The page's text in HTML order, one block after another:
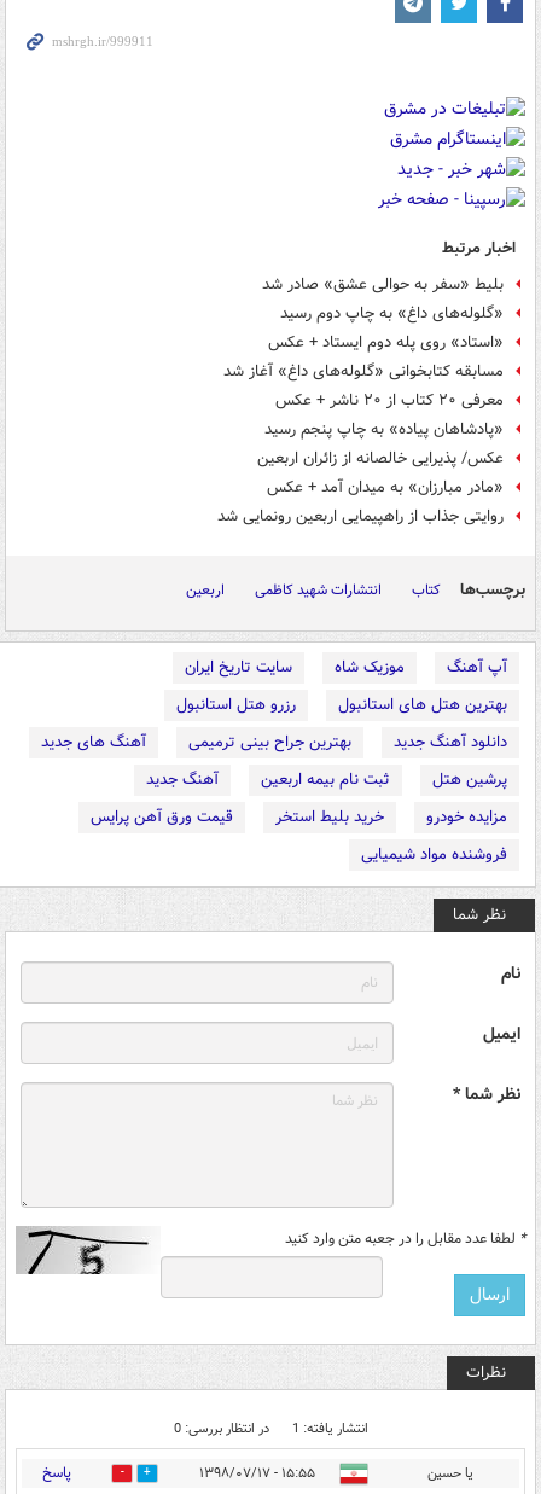
اخبار مرتبط
بلیط «سفر به حوالی عشق» صادر شد
«گلوله‌های داغ» به چاپ دوم رسید
«استاد» روی پله دوم ایستاد + عکس
مسابقه کتابخوانی «گلوله‌های داغ» آغاز شد
معرفی ۲۰ کتاب از ۲۰ ناشر + عکس
«پادشاهان پیاده» به چاپ پنجم رسید
عکس/ پذیرایی خالصانه از زائران اربعین
«مادر مبارزان» به میدان آمد + عکس
روایتی جذاب از راهپیمایی اربعین رونمایی شد
برچسب‌ها کتاب انتشارات شهید کاظمی اربعین
آپ آهنگ موزیک شاه
سایت تاریخ ایران
بهترین هتل های استانبول
رزرو هتل استانبول
دانلود آهنگ جدید
بهترین جراح بینی ترمیمی
آهنگ های جدید
پرشین هتل
ثبت نام بیمه اربعین
آهنگ جدید
مزایده خودرو
خرید بلیط استخر
قیمت ورق آهن پرایس
فروشنده مواد شیمیایی
نظر شما
نام
ایمیل
نظر شما *
* لطفا عدد مقابل را در جعبه متن وارد کنید
نظرات
انتشار یافته: 1 در انتظار بررسی: 0
یا حسین ۱۵:۵۵ - ۱۳۹۸/۰۷/۱۷ 13 پاسخ